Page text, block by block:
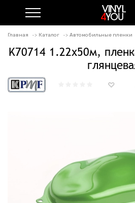
Главная Каталог Автомобильные пленки
K70714 1.22х50м,